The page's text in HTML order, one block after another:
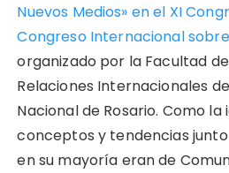
Nuevos Medios» en el XI
Congreso Internacional
organizado por la Facultad
Relaciones Internacionales
Nacional de Rosario. Como
conceptos y tendencias
en su mayoría eran de